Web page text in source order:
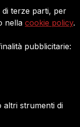
terze parti, per
nella cookie policy.
pubblicitarie:
altri strumenti di